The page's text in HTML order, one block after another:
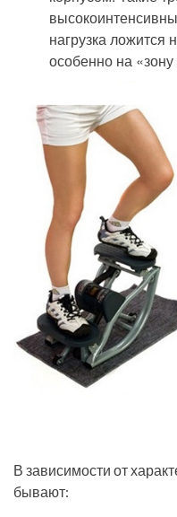
нагрузка
особенно на
В зависимости от
бывают: